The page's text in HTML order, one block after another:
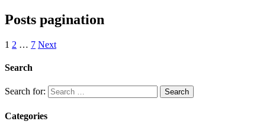
Posts pagination
1 2 … 7 Next
Search
Search for:
Categories